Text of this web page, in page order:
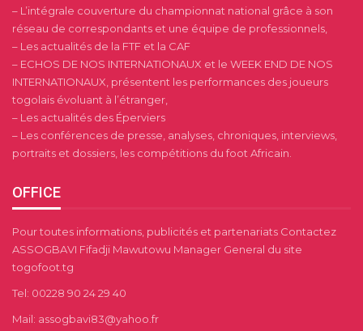
– L’intégrale couverture du championnat national grâce à son
réseau de correspondants et une équipe de professionnels,
– Les actualités de la FTF et la CAF
– ECHOS DE NOS INTERNATIONAUX et le WEEK END DE NOS
INTERNATIONAUX, présentent les performances des joueurs
togolais évoluant à l’étranger,
– Les actualités des Éperviers
– Les conférences de presse, analyses, chroniques, interviews,
portraits et dossiers, les compétitions du foot Africain.
OFFICE
Pour toutes informations, publicités et partenariats Contactez
ASSOGBAVI Fifadji Mawutowu Manager General du site
togofoot.tg
Tel: 00228 90 24 29 40
Mail: assogbavi83@yahoo.fr